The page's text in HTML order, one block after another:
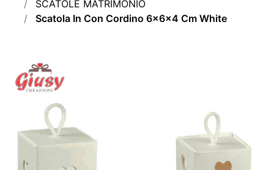
SCATOLE MATRIMONIO
Scatola In Con Cordino 6x6x4 Cm White